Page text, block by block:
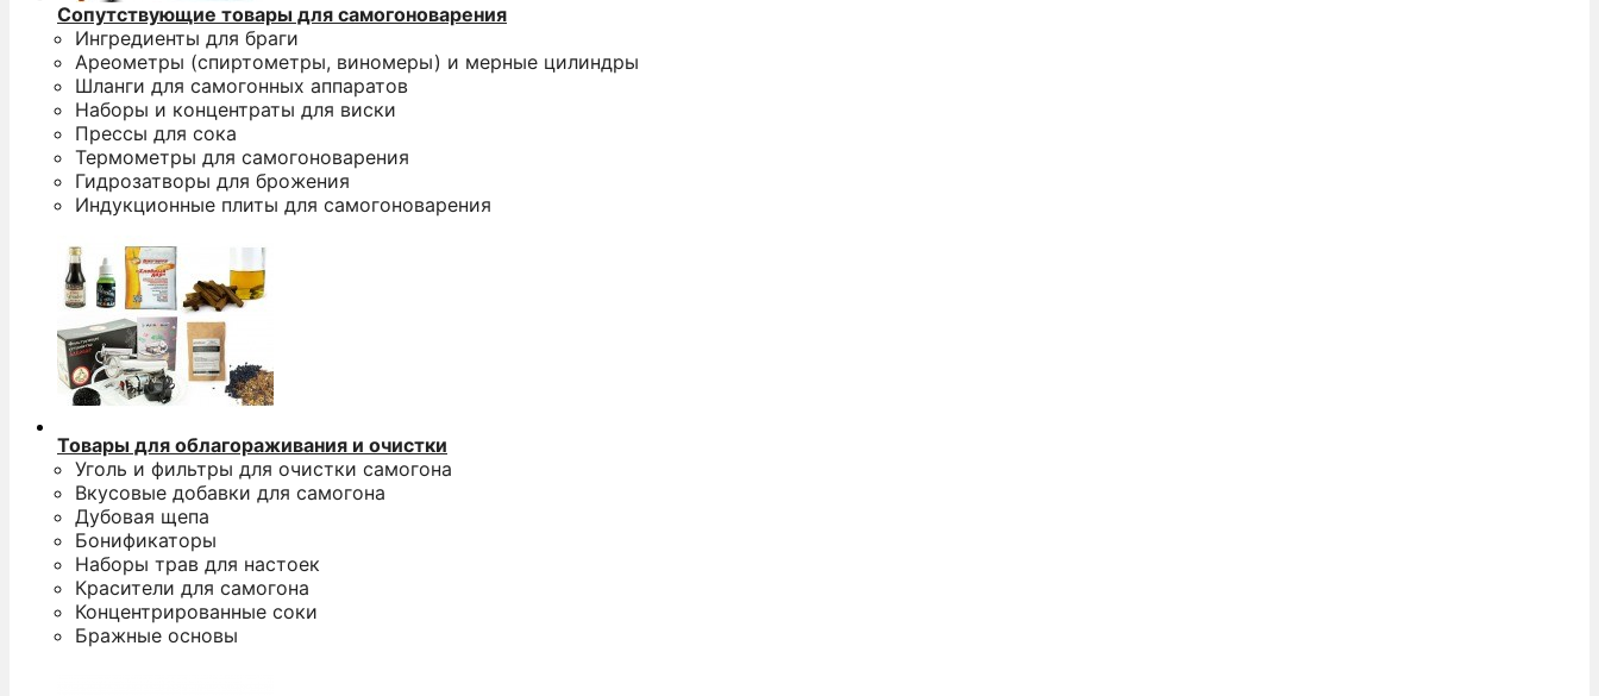
Сопутствующие товары для самогоноварения
Ингредиенты для браги
Ареометры (спиртометры, виномеры) и мерные цилиндры
Шланги для самогонных аппаратов
Наборы и концентраты для виски
Прессы для сока
Термометры для самогоноварения
Гидрозатворы для брожения
Индукционные плиты для самогоноварения
Товары для облагораживания и очистки
Уголь и фильтры для очистки самогона
Вкусовые добавки для самогона
Дубовая щепа
Бонификаторы
Наборы трав для настоек
Красители для самогона
Концентрированные соки
Бражные основы